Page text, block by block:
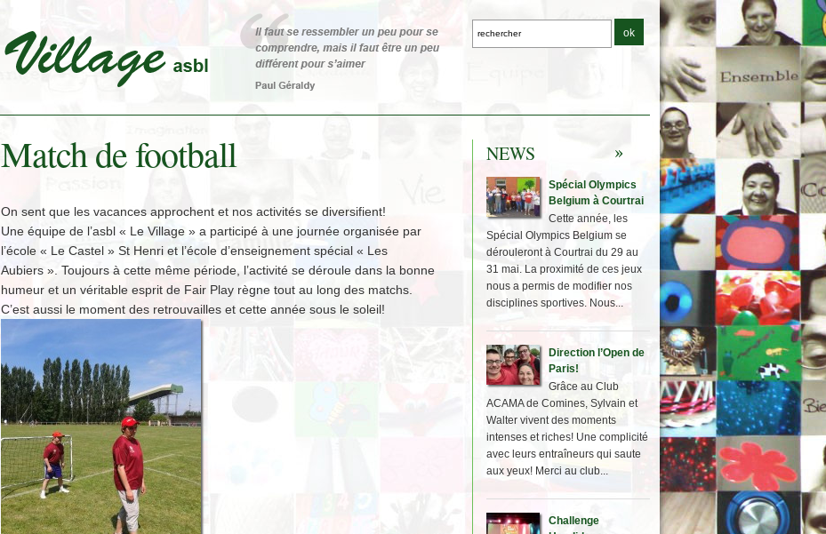
Match de football
On sent que les vacances approchent et nos activités se diversifient!
Une équipe de l’asbl « Le Village » a participé à une journée organisée par
l’école « Le Castel » St Henri et l’école d’enseignement spécial « Les
Aubiers ». Toujours à cette même période, l’activité se déroule dans la bonne
humeur et un véritable esprit de Fair Play règne tout au long des matchs.
C’est aussi le moment des retrouvailles et cette année sous le soleil!
NEWS
Spécial Olympics
Belgium à Courtrai
Cette année, les
Spécial Olympics Belgium se
dérouleront à Courtrai du 29 au
31 mai. La proximité de ces jeux
nous a permis de modifier nos
disciplines sportives. Nous...
Direction l’Open de
Paris!
Grâce au Club
ACAMA de Comines, Sylvain et
Walter vivent des moments
intenses et riches! Une complicité
avec leurs entraîneurs qui saute
aux yeux! Merci au club...
Challenge